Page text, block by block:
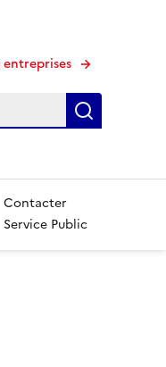
Contacter
Service Public